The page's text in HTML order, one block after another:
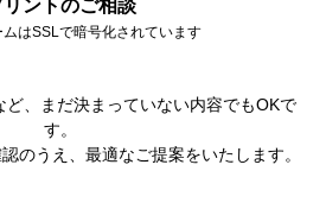
リントのご相談
はSSLで暗号化されています
、まだ決まっていない内容でもOKで
す。
のうえ、最適なご提案をいたします。